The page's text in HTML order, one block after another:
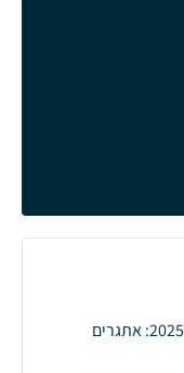
ניהול כוח אדם בארגונים חברתיים בשנת 2025: אתגרים